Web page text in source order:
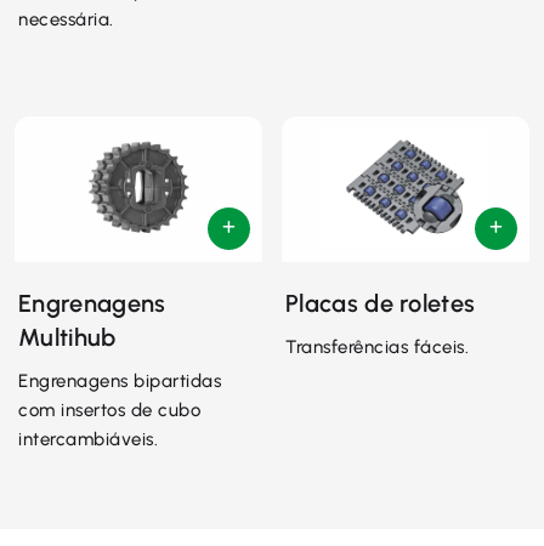
necessária.
Engrenagens
Multihub
Engrenagens bipartidas
com insertos de cubo
intercambiáveis.
Placas de roletes
Transferências fáceis.